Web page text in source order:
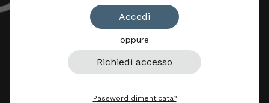
Accedi
oppure
Richiedi accesso
Password dimenticata?